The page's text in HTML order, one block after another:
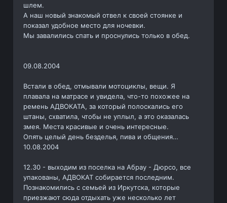
шлем.
А наш новый знакомый отвел к своей стоянке и
показал удобное место для ночевки.
Мы завалились спать и проснулись только в обед.
09.08.2004
Встали в обед, отмывали мотоциклы, вещи. Я
плавала на матрасе и увидела, что-то похожее на
ремень АДВОКАТА, за который полоскались его
штаны, схватила, чтобы не уплыл, а это оказалась
змея. Места красивые и очень интересные.
Опять целый день безделья, пива и общения…
10.08.2004
12.30 - выходим из поселка на Абрау - Дюрсо, все
упакованы, АДВОКАТ собирается последним.
Познакомились с семьей из Иркутска, которые
приезжают сюда отдыхать уже несколько лет